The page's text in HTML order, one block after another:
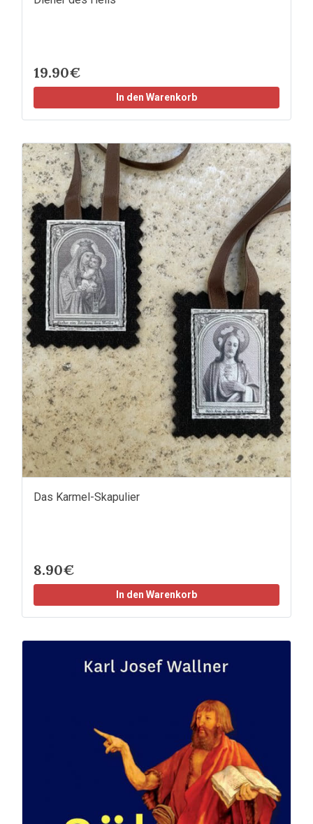
19.90€
In den Warenkorb
Das Karmel-Skapulier
8.90€
In den Warenkorb